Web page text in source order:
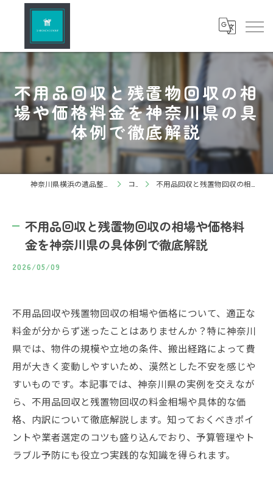
不用品回収と残置物回収の相
場や価格料金を神奈川県の具
体例で徹底解説
コラム 不用品回収と残置物回収の相場や価格料金を神奈川県の具体例で徹底解説
不用品回収と残置物回収の相場や価格料
金を神奈川県の具体例で徹底解説
2026/05/09
不用品回収や残置物回収の相場や価格について、適正な
料金が分からず迷ったことはありませんか？特に神奈川
県では、物件の規模や立地の条件、搬出経路によって費
用が大きく変動しやすいため、漠然とした不安を感じや
すいものです。本記事では、神奈川県の実例を交えなが
ら、不用品回収と残置物回収の料金相場や具体的な価
格、内訳について徹底解説します。知っておくべきポイ
ントや業者選定のコツも盛り込んでおり、予算管理やト
ラブル予防にも役立つ実践的な知識を得られます。